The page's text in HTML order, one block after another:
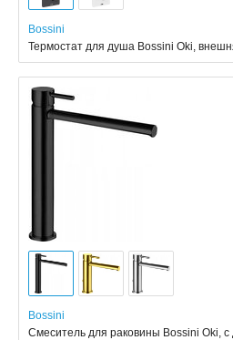
Bossini
Термостат для душа Bossini Oki,
Bossini
Смеситель для раковины Bossini Oki,